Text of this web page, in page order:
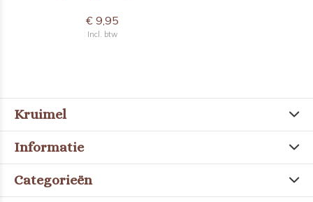
€ 9,95
Incl. btw
Kruimel
Informatie
Categorieën